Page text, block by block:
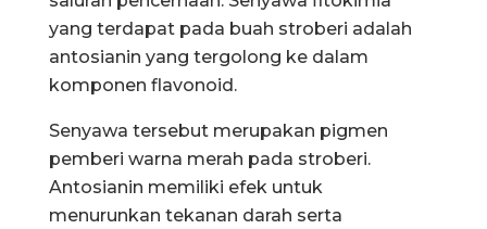
yang terdapat pada buah stroberi adalah
antosianin yang tergolong ke dalam
komponen flavonoid.
Senyawa tersebut merupakan pigmen
pemberi warna merah pada stroberi.
Antosianin memiliki efek untuk
menurunkan tekanan darah serta